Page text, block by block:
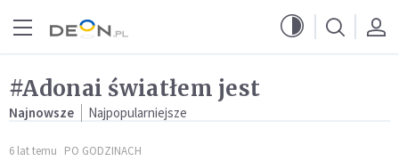
#Adonai światłem jest
Najnowsze Najpopularniejsze
6 lat temu PO GODZINACH